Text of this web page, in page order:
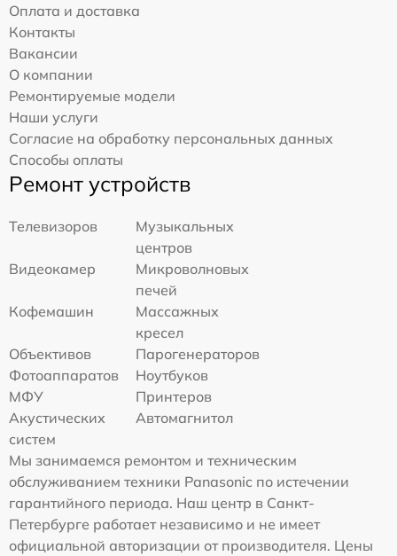
Оплата и доставка
Контакты
Вакансии
О компании
Ремонтируемые модели
Наши услуги
Согласие на обработку персональных данных
Способы оплаты
Ремонт устройств
Телевизоров
Музыкальных
центров
Видеокамер
Микроволновых
печей
Кофемашин
Массажных
кресел
Объективов
Парогенераторов
Фотоаппаратов
Ноутбуков
МФУ
Принтеров
Акустических
систем
Автомагнитол
Мы занимаемся ремонтом и техническим
обслуживанием техники Panasonic по истечении
гарантийного периода. Наш центр в Санкт-
Петербурге работает независимо и не имеет
официальной авторизации от производителя. Цены